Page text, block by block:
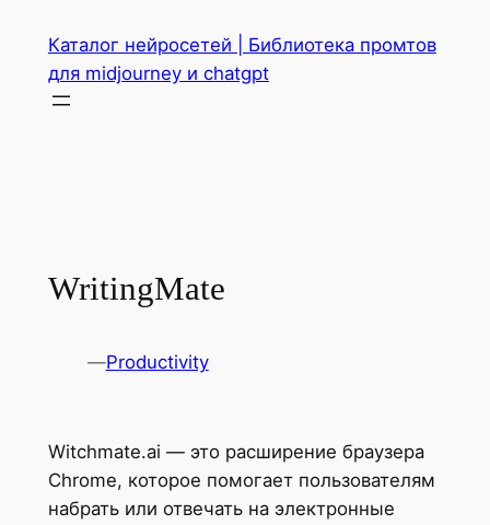
содержимому
Каталог нейросетей | Библиотека промтов
для midjourney и chatgpt
WritingMate
—Productivity
Witchmate.ai — это расширение браузера
Chrome, которое помогает пользователям
набрать или отвечать на электронные